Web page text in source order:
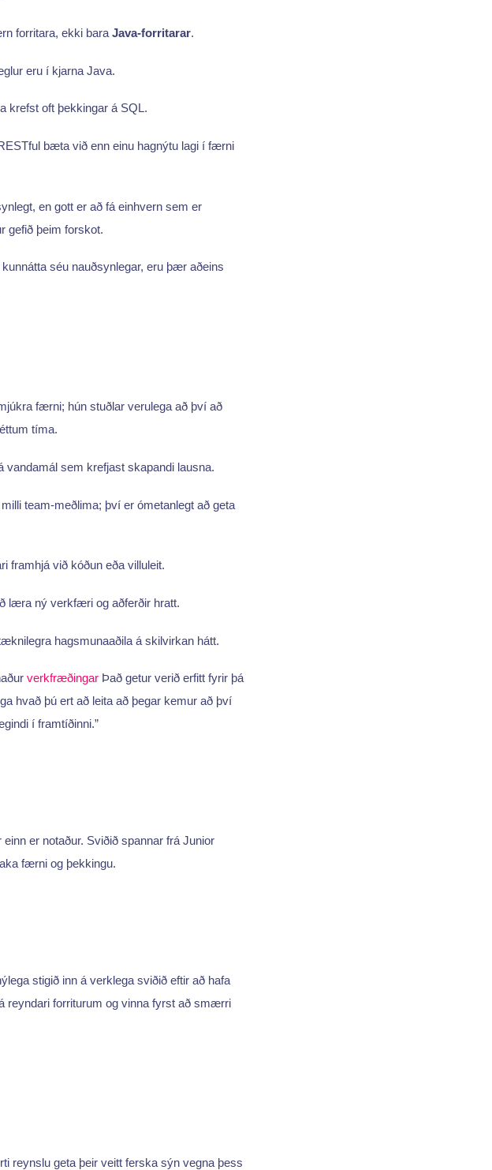
forritara, ekki bara Java-forritarar.
eru í kjarna Java.
krefst oft þekkingar á SQL.
bæta við enn einu hagnýtu lagi í færni
en gott er að fá einhvern sem er
gefið þeim forskot.
séu nauðsynlegar, eru þær aðeins
færni; hún stuðlar verulega að því að
tíma.
sem krefjast skapandi lausna.
team-meðlima; því er ómetanlegt að geta
framhjá við kóðun eða villuleit.
læra ný verkfæri og aðferðir hratt.
hagsmunaaðila á skilvirkan hátt.
verkfræðingarÞað getur verið erfitt fyrir þá
hvað þú ert að leita að þegar kemur að því
í framtíðinni.”
er notaður. Sviðið spannar frá Junior
færni og þekkingu.
stigið inn á verklega sviðið eftir að hafa
reyndari forriturum og vinna fyrst að smærri
reynslu geta þeir veitt ferska sýn vegna þess